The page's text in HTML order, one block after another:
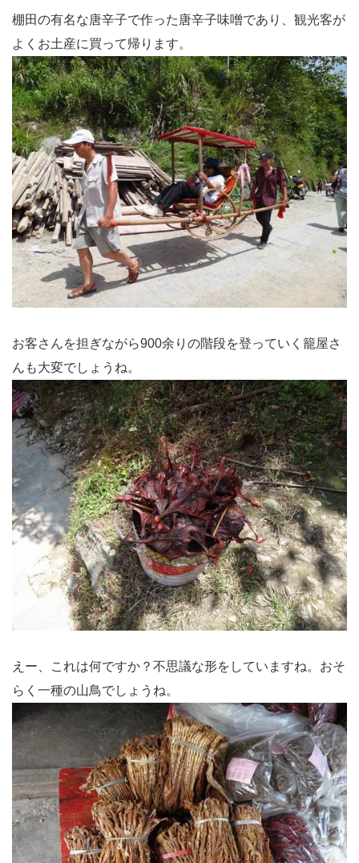
棚田の有名な唐辛子で作った唐辛子味噌であり、観光客が
よくお土産に買って帰ります。
お客さんを担ぎながら900余りの階段を登っていく籠屋さ
んも大変でしょうね。
えー、これは何ですか？不思議な形をしていますね。おそ
らく一種の山鳥でしょうね。